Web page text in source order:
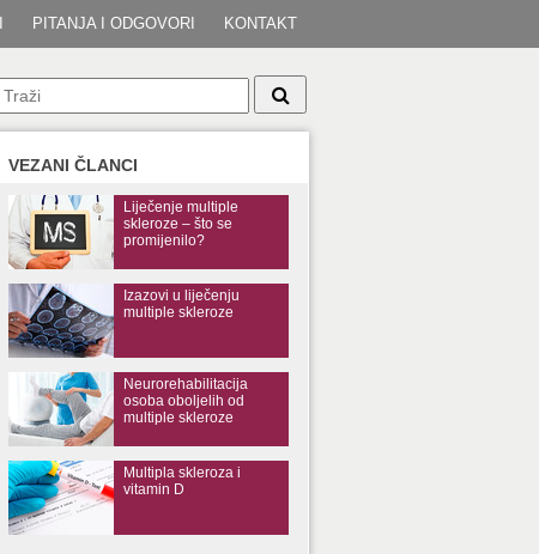
PITANJA I ODGOVORI KONTAKT
VEZANI ČLANCI
Liječenje multiple
skleroze – što se
promijenilo?
Izazovi u liječenju
multiple skleroze
Neurorehabilitacija
osoba oboljelih od
multiple skleroze
Multipla skleroza i
vitamin D